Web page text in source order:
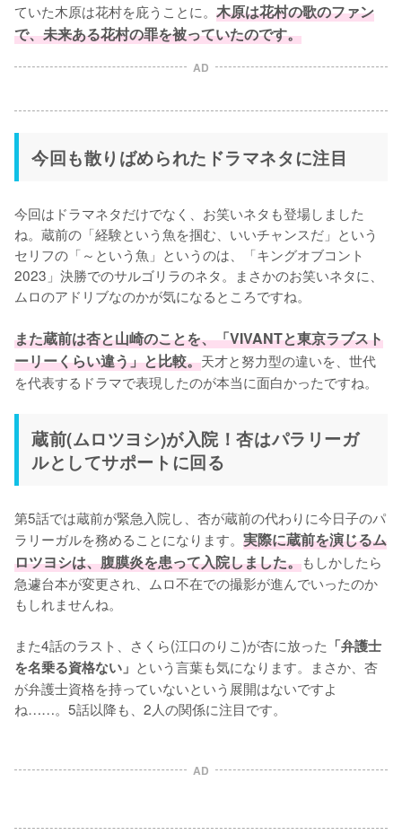
ていた木原は花村を庇うことに。 木原は花村の歌のファン
で、未来ある花村の罪を被っていたのです。
AD
今回も散りばめられたドラマネタに注目
今回はドラマネタだけでなく、お笑いネタも登場しました
ね。蔵前の「経験という魚を掴む、いいチャンスだ」という
セリフの「～という魚」というのは、「キングオブコント
2023」決勝でのサルゴリラのネタ。まさかのお笑いネタに、
ムロのアドリブなのかが気になるところですね。
また蔵前は杏と山崎のことを、「VIVANTと東京ラブスト
ーリーくらい違う」と比較。天才と努力型の違いを、世代
を代表するドラマで表現したのが本当に面白かったですね。
蔵前(ムロツヨシ)が入院！杏はパラリーガ
ルとしてサポートに回る
第5話では蔵前が緊急入院し、杏が蔵前の代わりに今日子のパ
ラリーガルを務めることになります。 実際に蔵前を演じるム
ロツヨシは、腹膜炎を患って入院しました。もしかしたら
急遽台本が変更され、ムロ不在での撮影が進んでいったのか
もしれませんね。
また4話のラスト、さくら(江口のりこ)が杏に放った 「弁護士
を名乗る資格ない」 という言葉も気になります。まさか、杏
が弁護士資格を持っていないという展開はないですよ
ね……。5話以降も、2人の関係に注目です。
AD